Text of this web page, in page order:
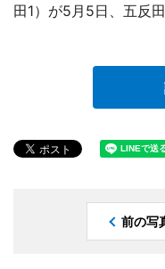
田1）が5月5日、五反
前の写